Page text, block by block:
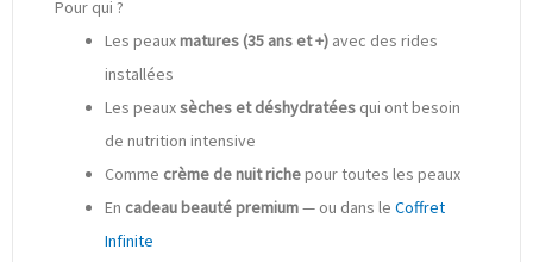
Pour qui ?
Les peauxmatures (35 ans et +) avec des rides
installées
Les peauxsèches et déshydratées qui ont besoin
de nutrition intensive
Comme crème de nuit richepour toutes les peaux
En cadeau beauté premium— ou dans le Coffret
Infinite